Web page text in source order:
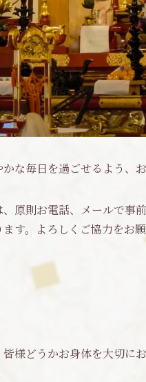
な毎日を過ごせるよう、
原則お電話、メールで事
す。よろしくご協力をお願
様どうかお身体を大切にお